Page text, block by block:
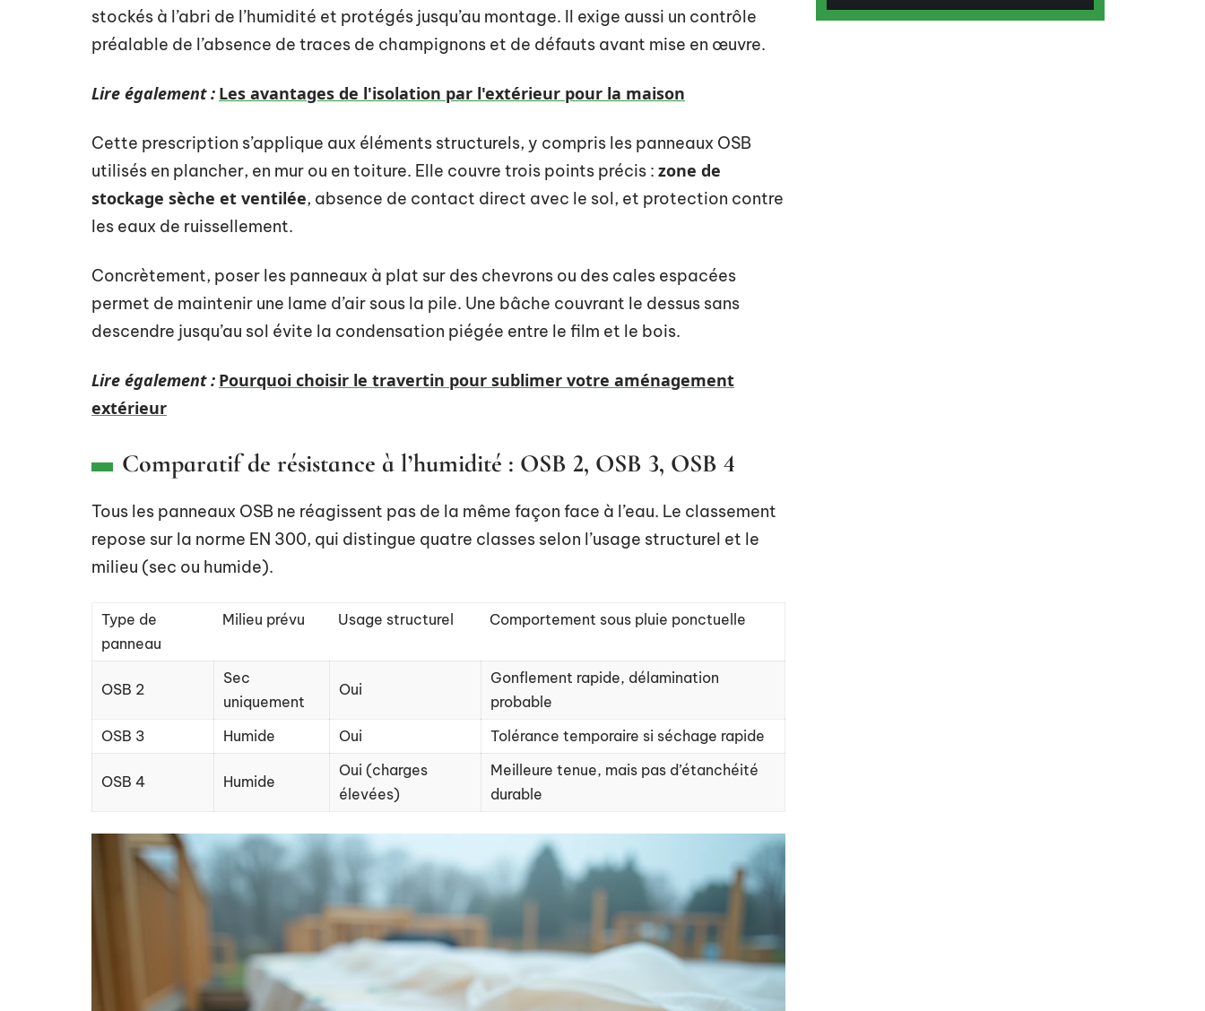
stockés à l’abri de l’humidité et protégés jusqu’au montage. Il exige aussi un contrôle
préalable de l’absence de traces de champignons et de défauts avant mise en œuvre.
Lire également : Les avantages de l'isolation par l'extérieur pour la maison
Cette prescription s’applique aux éléments structurels, y compris les panneaux OSB
utilisés en plancher, en mur ou en toiture. Elle couvre trois points précis : zone de
stockage sèche et ventilée, absence de contact direct avec le sol, et protection contre
les eaux de ruissellement.
Concrètement, poser les panneaux à plat sur des chevrons ou des cales espacées
permet de maintenir une lame d’air sous la pile. Une bâche couvrant le dessus sans
descendre jusqu’au sol évite la condensation piégée entre le film et le bois.
Lire également : Pourquoi choisir le travertin pour sublimer votre aménagement
extérieur
Comparatif de résistance à l’humidité : OSB 2, OSB 3, OSB 4
Tous les panneaux OSB ne réagissent pas de la même façon face à l’eau. Le classement
repose sur la norme EN 300, qui distingue quatre classes selon l’usage structurel et le
milieu (sec ou humide).
Type de
panneau
Milieu prévu Usage structurel Comportement sous pluie ponctuelle
OSB 2
Sec
uniquement
Oui
Gonflement rapide, délamination
probable
OSB 3
Humide Oui Tolérance temporaire si séchage rapide
OSB 4 Humide
Oui (charges
élevées)
Meilleure tenue, mais pas d’étanchéité
durable